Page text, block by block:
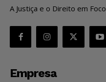
A Justiça e o Direito em Foco
Empresa